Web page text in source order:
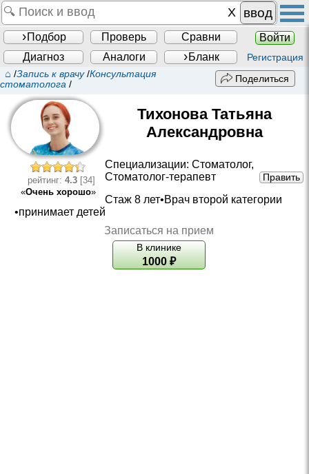
ввод
Подбор Проверь Сравни
Войти
Диагноз
Аналоги Бланк Регистрация
⌂ /Запись к врачу/Консультация
стоматолога /
Поделиться
рейтинг: 4.3 [34]
«Очень хорошо»
Тихонова Татьяна
Александровна
Специализации: Стоматолог,
Стоматолог-терапевт
Править
Стаж 8 лет•Врач второй категории
•принимает детей
Записаться на прием
В клинике
1000 ₽